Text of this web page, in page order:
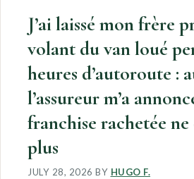
J’ai laissé mon frère
volant du van loué
heures d’autoroute :
l’assureur m’a
franchise rachetée
plus
JULY 28, 2026 BY HUGO F.